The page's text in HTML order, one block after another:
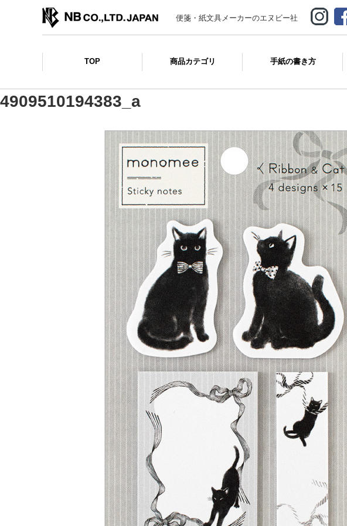
便箋・紙文具メーカーのエヌビー社
TOP 商品カテゴリ 手紙の書き方
4909510194383_a